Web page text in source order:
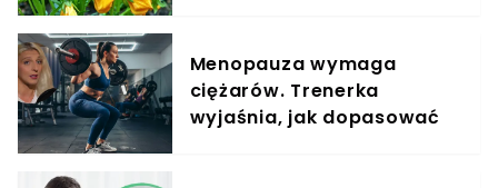
Menopauza wymaga
ciężarów. Trenerka
wyjaśnia, jak dopasować